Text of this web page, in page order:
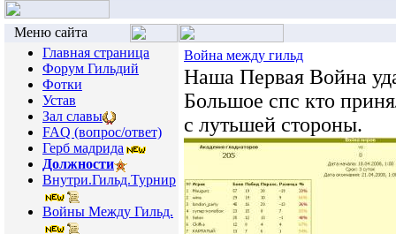
Меню сайта
Главная страница
Форум Гильдий
Фотки
Устав
Зал славы
FAQ (вопрос/ответ)
Герб мадрида
Должности
Внутри.Гильд.Турнир
Войны Между Гильд.
Война между гильд
Наша Первая Война
Большое спс кто
с лутьшей стороны.